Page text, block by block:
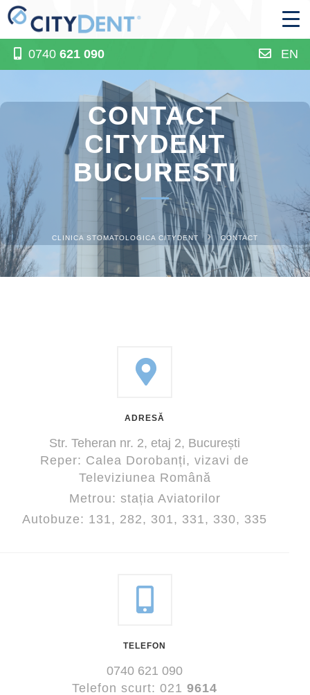
0740 621 090 EN
CONTACT
CITYDENT
BUCURESTI
CLINICA STOMATOLOGICA CITYDENT CONTACT
ADRESĂ
Str. Teheran nr. 2, etaj 2, București
Reper: Calea Dorobanți, vizavi de
Televiziunea Română
Metrou: stația Aviatorilor
Autobuze: 131, 282, 301, 331, 330, 335
TELEFON
0740 621 090
Telefon scurt: 021 9614